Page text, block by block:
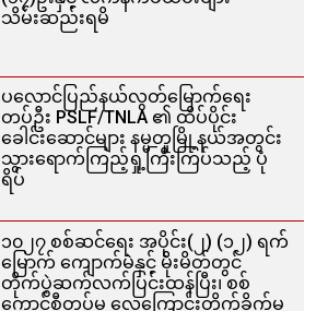
သိမ်းဆည်းရမိ
ပလောင်ပြည်နယ်လွတ်မြောက်ရေး
တပ်ဦး PSLF/TNLA ၏ ထိပ်ပိုင်း
ခေါင်းဆောင်များ နမ္မတူမြို့နယ်အတွင်း
သွားရောက်ကြည့်ရှု့ကြီးကြပ်သည့် ပုံ
ရိပ်
၁၀၂၇ စစ်ဆင်ရေး အပိုင်း(၂) (၁၂) ရက်
မြောက် ကျောက်မဲနှင့် မိုးမိတ်တွင်
တိုက်ပွဲဆက်လက်ပြင်းထန်ပြီး၊ စစ်
ကောင်စီတပ်မှ လေကြောင်းတိုက်ခိုက်မှု